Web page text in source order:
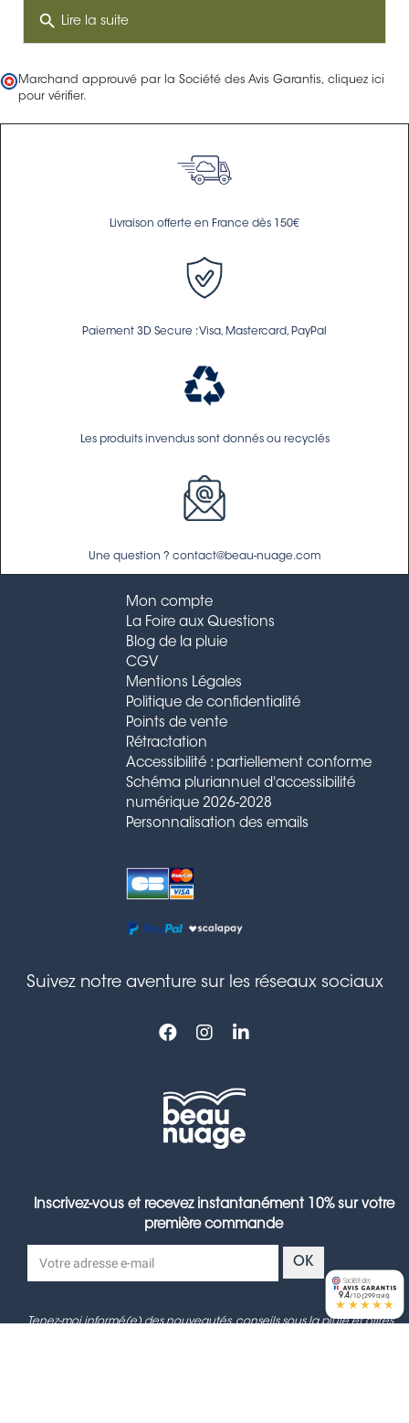
search Lire la suite
Marchand approuvé par la Société des Avis Garantis, cliquez ici
pour vérifier.
Livraison offerte en France dès 150€
Paiement 3D Secure : Visa, Mastercard, PayPal
Les produits invendus sont donnés ou recyclés
Une question ? contact@beau-nuage.com
Inscrivez-vous et recevez instantanément 10% sur votre
première commande
OK
Tenez-moi informé(e) des nouveautés, conseils sous la pluie et offres
Suivez notre aventure sur les réseaux sociaux
Mon compte
La Foire aux Questions
Blog de la pluie
CGV
Mentions Légales
Politique de confidentialité
Points de vente
Rétractation
Accessibilité : partiellement conforme
Schéma pluriannuel d'accessibilité
numérique 2026-2028
Personnalisation des emails
9.4/10 (299 avis)
★★★★★